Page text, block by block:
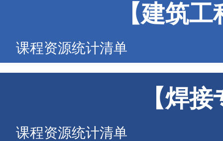
【建筑
课程资源统计清单
【焊
课程资源统计清单